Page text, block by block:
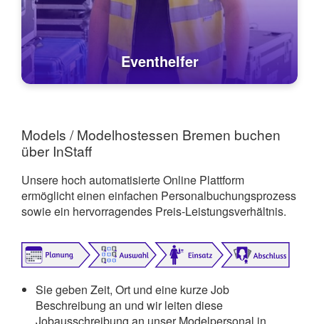
Eventhelfer
Models / Modelhostessen Bremen buchen
über InStaff
Unsere hoch automatisierte Online Plattform
ermöglicht einen einfachen Personalbuchungsprozess
sowie ein hervorragendes Preis-Leistungsverhältnis.
Sie geben Zeit, Ort und eine kurze Job
Beschreibung an und wir leiten diese
Jobausschreibung an unser Modelpersonal in